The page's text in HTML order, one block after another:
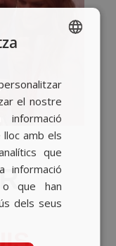
BASQUE
ENGLISH
el nostre
amb els
que
informació
que han
dels seus